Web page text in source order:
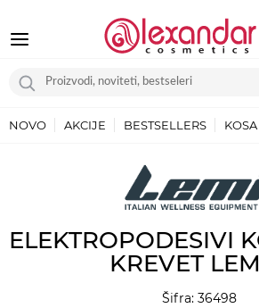
NOVO AKCIJE BESTSELLERS KOSA
ELEKTROPODESIVI
KREVET
Šifra: 36498